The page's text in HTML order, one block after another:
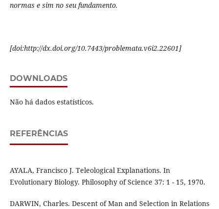
normas e sim no seu fundamento.
[doi:http://dx.doi.org/10.7443/problemata.v6i2.22601]
DOWNLOADS
Não há dados estatísticos.
REFERÊNCIAS
AYALA, Francisco J. Teleological Explanations. In
Evolutionary Biology. Philosophy of Science 37: 1 - 15, 1970.
DARWIN, Charles. Descent of Man and Selection in Relations